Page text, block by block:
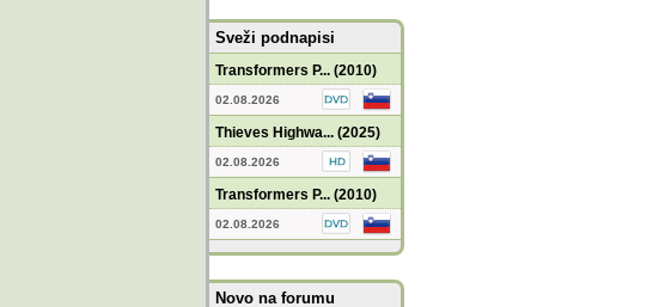
Sveži podnapisi
Transformers P... (2010)
02.08.2026
Thieves Highwa... (2025)
02.08.2026
Transformers P... (2010)
02.08.2026
Novo na forumu